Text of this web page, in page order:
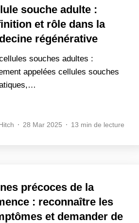
souche adulte :
et rôle dans la
régénérative
souches adultes :
appelées cellules souches
28 Mar 2025 13 min de lecture
précoces de la
: reconnaître les
et demander de